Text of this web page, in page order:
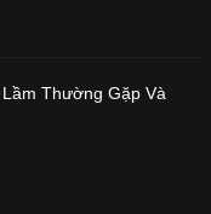
Thường Gặp Và